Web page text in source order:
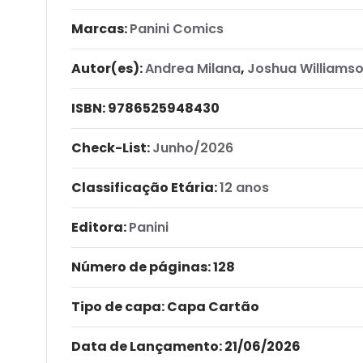
Marcas:Panini Comics
Autor(es):Andrea Milana, Joshua
ISBN:9786525948430
Check-List:Junho/2026
Classificação Etária:12 anos
Editora:Panini
Número de páginas: 128
Tipo de capa:Capa Cartão
Data de Lançamento:21/06/2026